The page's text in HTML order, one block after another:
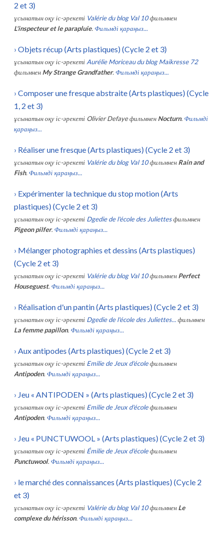
2 et 3)
ұсынатын оқу іс-әрекеті Valérie du blog Val 10фильмнен
L'inspecteur et le parapluie. Фильмді қараңыз...
› Objets récup (Arts plastiques) (Cycle 2 et 3)
ұсынатын оқу іс-әрекеті Aurélie Moriceau du blog Maikresse 72
фильмнен My Strange Grandfather. Фильмді қараңыз...
› Composer une fresque abstraite (Arts plastiques) (Cycle
1, 2 et 3)
ұсынатын оқу іс-әрекеті Olivier Defayeфильмнен Nocturn. Фильмді
қараңыз...
› Réaliser une fresque (Arts plastiques) (Cycle 2 et 3)
ұсынатын оқу іс-әрекеті Valérie du blog Val 10фильмнен Rain and
Fish. Фильмді қараңыз...
› Expérimenter la technique du stop motion (Arts
plastiques) (Cycle 2 et 3)
ұсынатын оқу іс-әрекеті Dgedie de l'école des Juliettesфильмнен
Pigeon pilfer. Фильмді қараңыз...
› Mélanger photographies et dessins (Arts plastiques)
(Cycle 2 et 3)
ұсынатын оқу іс-әрекеті Valérie du blog Val 10фильмнен Perfect
Houseguest. Фильмді қараңыз...
› Réalisation d'un pantin (Arts plastiques) (Cycle 2 et 3)
ұсынатын оқу іс-әрекеті Dgedie de l'école des Juliettes...фильмнен
La femme papillon. Фильмді қараңыз...
› Aux antipodes (Arts plastiques) (Cycle 2 et 3)
ұсынатын оқу іс-әрекеті Emilie de Jeux d'écoleфильмнен
Antipoden. Фильмді қараңыз...
› Jeu « ANTIPODEN » (Arts plastiques) (Cycle 2 et 3)
ұсынатын оқу іс-әрекеті Emilie de Jeux d'écoleфильмнен
Antipoden. Фильмді қараңыз...
› Jeu « PUNCTUWOOL » (Arts plastiques) (Cycle 2 et 3)
ұсынатын оқу іс-әрекеті Émilie de Jeux d'écoleфильмнен
Punctuwool. Фильмді қараңыз...
› le marché des connaissances (Arts plastiques) (Cycle 2
et 3)
ұсынатын оқу іс-әрекеті Valérie du blog Val 10фильмнен Le
complexe du hérisson. Фильмді қараңыз...